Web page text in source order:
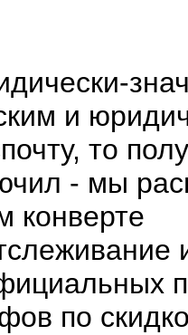
и
то
- мы
конверте
по